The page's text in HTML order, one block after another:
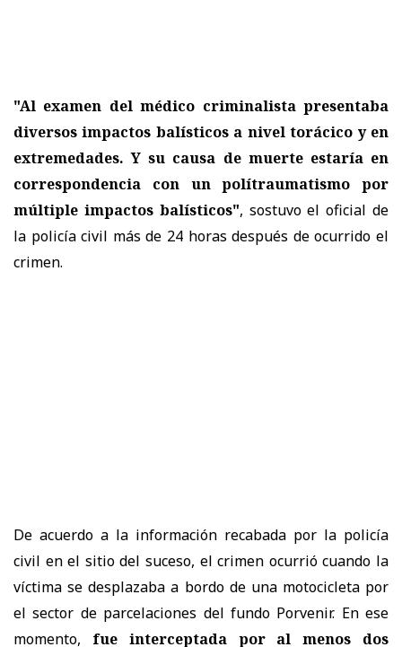
"Al examen del médico criminalista presentaba
diversos impactos balísticos a nivel torácico y en
extremedades. Y su causa de muerte estaría en
correspondencia con un polítraumatismo por
múltiple impactos balísticos", sostuvo el oficial de
la policía civil más de 24 horas después de ocurrido el
crimen.
De acuerdo a la información recabada por la policía
civil en el sitio del suceso, el crimen ocurrió cuando la
víctima se desplazaba a bordo de una motocicleta por
el sector de parcelaciones del fundo Porvenir. En ese
momento, fue interceptada por al menos dos